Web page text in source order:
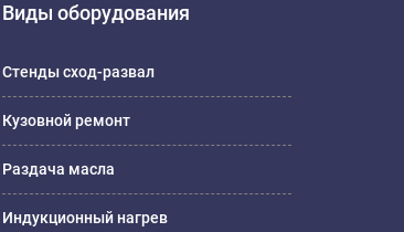
Виды оборудования
Стенды сход-развал
Кузовной ремонт
Раздача масла
Индукционный нагрев